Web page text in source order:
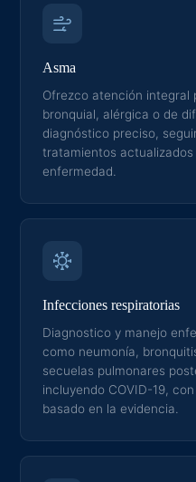
Asma
Ofrezco atención integral
bronquial, alérgica o de
diagnóstico preciso,
tratamientos
enfermedad.
Infecciones respiratorias
Diagnostico y manejo
como neumonía,
secuelas pulmonares
incluyendo COVID-19,
basado en la evidencia.